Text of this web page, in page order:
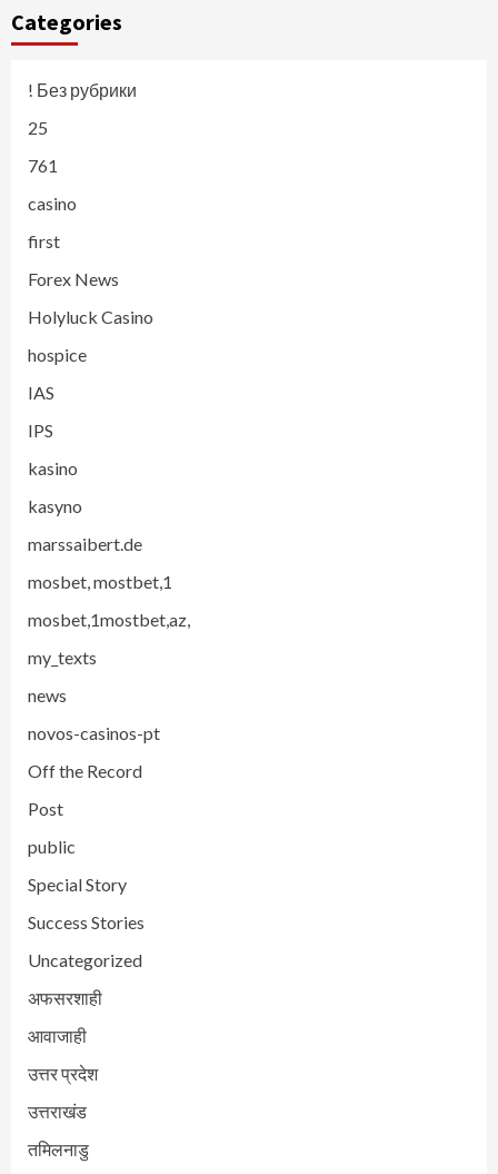
Categories
! Без рубрики
25
761
casino
first
Forex News
Holyluck Casino
hospice
IAS
IPS
kasino
kasyno
marssaibert.de
mosbet, mostbet,1
mosbet,1mostbet,az,
my_texts
news
novos-casinos-pt
Off the Record
Post
public
Special Story
Success Stories
Uncategorized
अफसरशाही
आवाजाही
उत्तर प्रदेश
उत्तराखंड
तमिलनाडु